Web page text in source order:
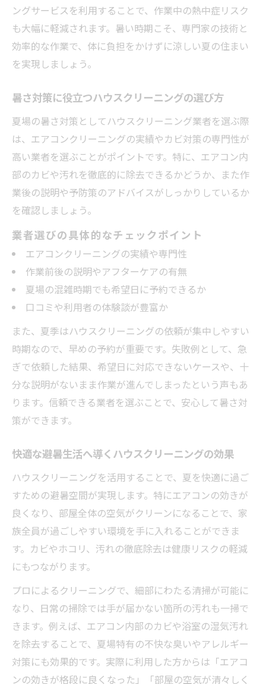
避暑準備はハウスクリーニングのタイミン
グが重要
夏前清掃で熱中症リスクを減らすハウスク
リーニング術
係性
暑い季節も安心！プロ清掃のメリット徹底解説
プロのハウスクリーニングで夏場も快適空
間に
暑い時期にプロ清掃を選ぶべき理由と魅力
ハウスクリーニングが夏の健康維持に役立
プロならではのハウスクリーニング技術を
解説
夏の暑さから守るプロ清掃のメリットまと
め
ハウスクリーニング依頼時の必須ポイントとは
ハウスクリーニング依頼時に押さえたい注
意点
夏の依頼で失敗しないハウスクリーニング
選び
避暑のための業者選定とハウスクリーニン
信頼できるハウスクリーニング業者の見極
ハウスクリーニング依頼時のチェックポイ
ント
エアコン掃除で避暑空間を手に入れるコツ
ハウスクリーニングでエアコン掃除の効果
を最大化
避暑に直結するエアコン掃除の正しい手順
夏を快適に過ごすエアコン掃除のポイント
ハウスクリーニング依頼時に知りたいエア
コン掃除法
エアコン掃除とハウスクリーニングの相乗
ングサービスを利用することで、作業中の熱中症リスク
も大幅に軽減されます。暑い時期こそ、専門家の技術と
効率的な作業で、体に負担をかけずに涼しい夏の住まい
を実現しましょう。
暑さ対策に役立つハウスクリーニングの選び方
夏場の暑さ対策としてハウスクリーニング業者を選ぶ際
は、エアコンクリーニングの実績やカビ対策の専門性が
高い業者を選ぶことがポイントです。特に、エアコン内
部のカビや汚れを徹底的に除去できるかどうか、また作
業後の説明や予防策のアドバイスがしっかりしているか
を確認しましょう。
業者選びの具体的なチェックポイント
エアコンクリーニングの実績や専門性
作業前後の説明やアフターケアの有無
夏場の混雑時期でも希望日に予約できるか
口コミや利用者の体験談が豊富か
また、夏季はハウスクリーニングの依頼が集中しやすい
時期なので、早めの予約が重要です。失敗例として、急
ぎで依頼した結果、希望日に対応できないケースや、十
分な説明がないまま作業が進んでしまったという声もあ
ります。信頼できる業者を選ぶことで、安心して暑さ対
策ができます。
快適な避暑生活へ導くハウスクリーニングの効果
ハウスクリーニングを活用することで、夏を快適に過ご
すための避暑空間が実現します。特にエアコンの効きが
良くなり、部屋全体の空気がクリーンになることで、家
族全員が過ごしやすい環境を手に入れることができま
す。カビやホコリ、汚れの徹底除去は健康リスクの軽減
にもつながります。
プロによるクリーニングで、細部にわたる清掃が可能に
なり、日常の掃除では手が届かない箇所の汚れも一掃で
きます。例えば、エアコン内部のカビや浴室の湿気汚れ
を除去することで、夏場特有の不快な臭いやアレルギー
対策にも効果的です。実際に利用した方からは「エアコ
ンの効きが格段に良くなった」「部屋の空気が清々しく